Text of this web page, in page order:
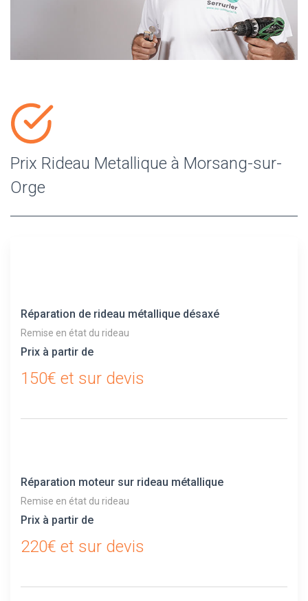
Prix Rideau Metallique à Morsang-sur-
Orge
Réparation de rideau métallique désaxé
Remise en état du rideau
Prix à partir de
150€ et sur devis
Réparation moteur sur rideau métallique
Remise en état du rideau
Prix à partir de
220€ et sur devis